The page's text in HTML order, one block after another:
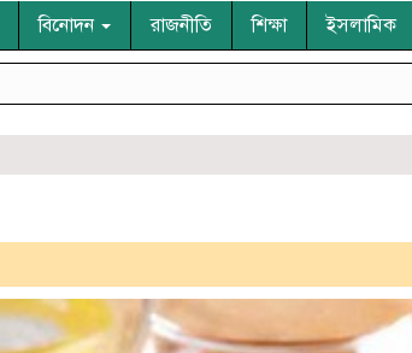
বিনোদন রাজনীতি শিক্ষা ইসলামিক